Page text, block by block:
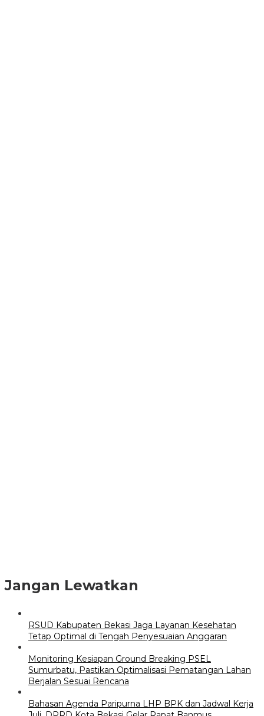
Jangan Lewatkan
RSUD Kabupaten Bekasi Jaga Layanan Kesehatan
Tetap Optimal di Tengah Penyesuaian Anggaran
Monitoring Kesiapan Ground Breaking PSEL
Sumurbatu, Pastikan Optimalisasi Pematangan Lahan
Berjalan Sesuai Rencana
Bahasan Agenda Paripurna LHP BPK dan Jadwal Kerja